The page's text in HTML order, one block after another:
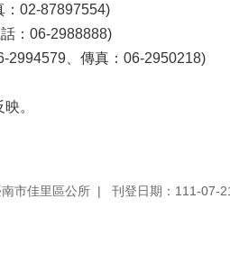
：02-87897554)
：06-2988888)
2994579、傳真：06-2950218)
。
市佳里區公所 刊登日期：111-07-